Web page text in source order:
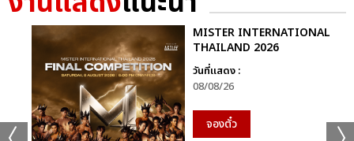
MISTER INTERNATIONAL
THAILAND 2026
วันที่แสดง :
08/08/26
จองตั๋ว